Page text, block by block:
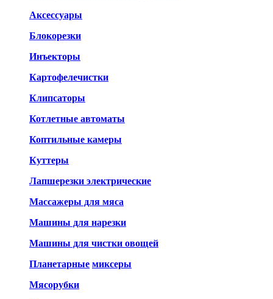
Аксессуары
Блокорезки
Инъекторы
Картофелечистки
Клипсаторы
Котлетные автоматы
Коптильные камеры
Куттеры
Лапшерезки электрические
Массажеры для мяса
Машины для нарезки
Машины для чистки овощей
Планетарные миксеры
Мясорубки